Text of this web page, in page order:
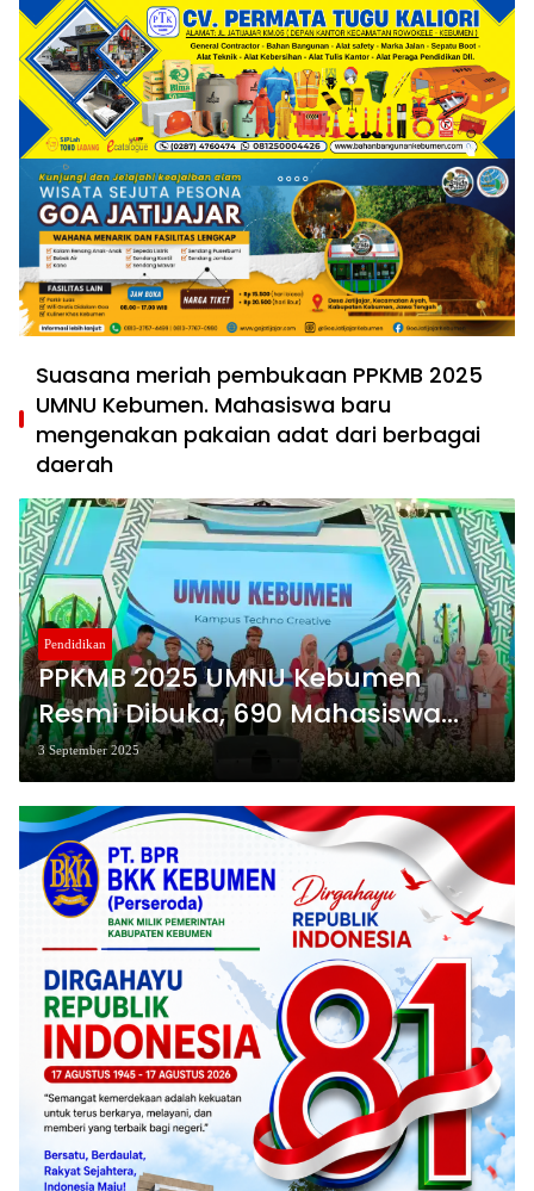
Suasana meriah pembukaan PPKMB 2025
UMNU Kebumen. Mahasiswa baru
mengenakan pakaian adat dari berbagai
daerah
Pendidikan
PPKMB 2025 UMNU Kebumen
Resmi Dibuka, 690 Mahasiswa
Baru Siap Jadi Agen Perubahan
3 September 2025